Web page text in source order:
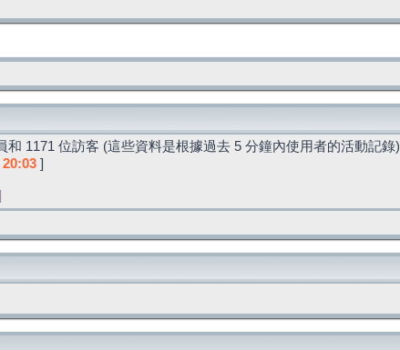
1171 位訪客 (這些資料是根據過去 5 分鐘內使用者的活動記錄)
20:03 ]